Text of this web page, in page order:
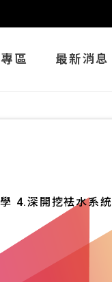
區 最新消息
4.深開挖袪水系統